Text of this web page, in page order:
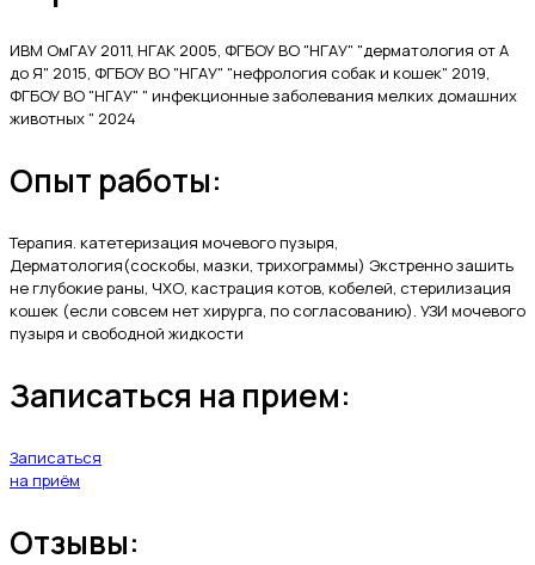
ИВМ ОмГАУ 2011, НГАК 2005, ФГБОУ ВО "НГАУ" "дерматология от А
до Я" 2015, ФГБОУ ВО "НГАУ" "нефрология собак и кошек" 2019,
ФГБОУ ВО "НГАУ" " инфекционные заболевания мелких домашних
животных " 2024
Опыт работы:
Терапия. катетеризация мочевого пузыря,
Дерматология(соскобы, мазки, трихограммы) Экстренно зашить
не глубокие раны, ЧХО, кастрация котов, кобелей, стерилизация
кошек (если совсем нет хирурга, по согласованию). УЗИ мочевого
пузыря и свободной жидкости
Записаться на прием:
Записаться
на приём
Отзывы: